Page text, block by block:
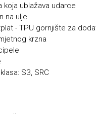
koja ublažava udarce
na ulje
- TPU gornjište za
krzna
S3, SRC